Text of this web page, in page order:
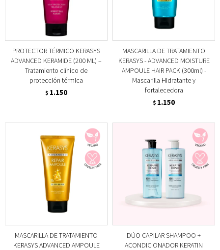
PROTECTOR TÉRMICO KERASYS
ADVANCED KERAMIDE (200 ML) –
Tratamiento clínico de
protección térmica
$ 1.150
MASCARILLA DE TRATAMIENTO
KERASYS - ADVANCED MOISTURE
AMPOULE HAIR PACK (300ml) -
Mascarilla Hidratante y
fortalecedora
$ 1.150
MASCARILLA DE TRATAMIENTO
KERASYS ADVANCED AMPOULE
DÚO CAPILAR SHAMPOO +
ACONDICIONADOR KERATIN